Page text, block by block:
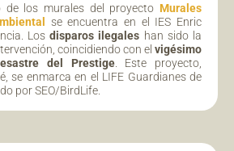
los murales del proyecto Murales
se encuentra en el IES Enric
Losdisparos ilegales han sido la
coincidiendo con el vigésimo
del Prestige. Este proyecto,
se enmarca en el LIFE Guardianes de
por SEO/BirdLife.